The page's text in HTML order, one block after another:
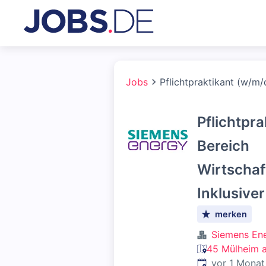
Jobs Pflichtpraktikant (w/m/
Bereich
merken
Siemens
45 Mülheim
Veröffentlicht:
vor 1 Monat